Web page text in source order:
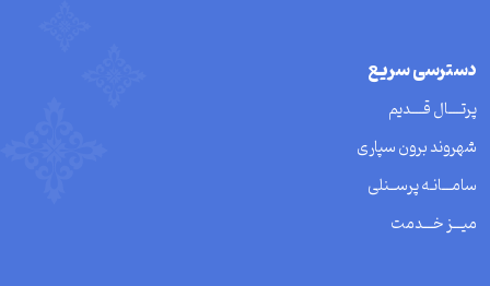
دسترسی سریع
پرتــــال قــــدیم
شهروند برون سپاری
سامـــانـه پرســنلی
میـــز خـــدمت